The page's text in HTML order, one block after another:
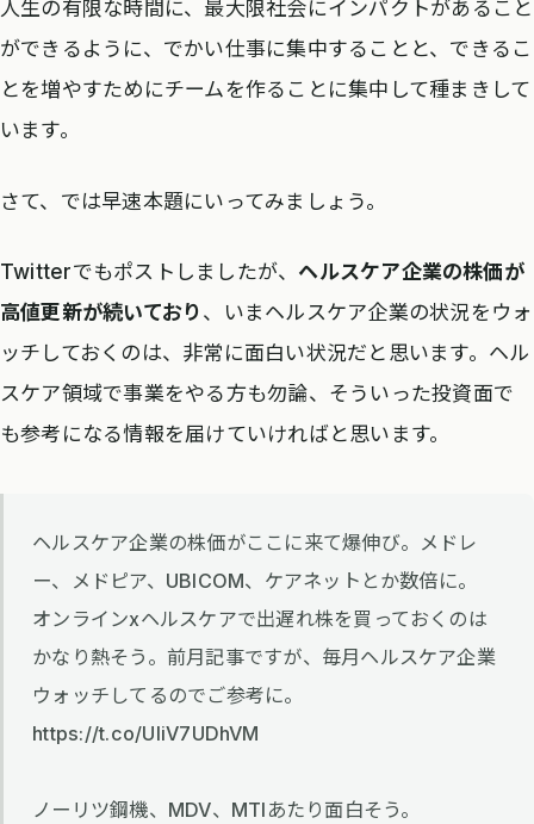
人生の有限な時間に、最大限社会にインパクトがあること
ができるように、でかい仕事に集中することと、できるこ
とを増やすためにチームを作ることに集中して種まきして
います。
さて、では早速本題にいってみましょう。
Twitterでもポストしましたが、 ヘルスケア企業の株価が
高値更新が続いており 、いまヘルスケア企業の状況をウォ
ッチしておくのは、非常に面白い状況だと思います。ヘル
スケア領域で事業をやる方も勿論、そういった投資面で
も参考になる情報を届けていければと思います。
ヘルスケア企業の株価がここに来て爆伸び。メドレ
ー、メドピア、UBICOM、ケアネットとか数倍に。
オンラインxヘルスケアで出遅れ株を買っておくのは
かなり熱そう。前月記事ですが、毎月ヘルスケア企業
ウォッチしてるのでご参考に。
https://t.co/UIiV7UDhVM
ノーリツ鋼機、MDV、MTIあたり面白そう。